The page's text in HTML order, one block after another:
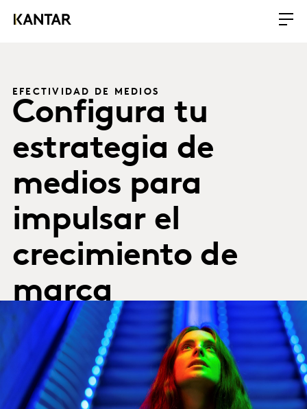
EFECTIVIDAD DE MEDIOS
Configura tu
estrategia de
medios para
impulsar el
crecimiento de
marca